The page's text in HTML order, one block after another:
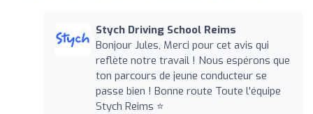
Stych Driving School Reims
Bonjour Jules, Merci pour cet avis qui
reflète notre travail ! Nous espérons que
ton parcours de jeune conducteur se
passe bien ! Bonne route Toute l'équipe
Stych Reims ⭐